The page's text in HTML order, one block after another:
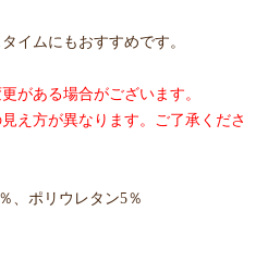
イムにもおすすめです。
がある場合がございます。
え方が異なります。ご了承くださ
、ポリウレタン5％